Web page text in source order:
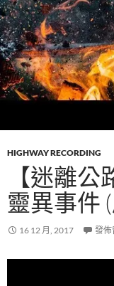
HIGHWAY RECORDING
【迷離
靈異事件
16 12 月, 2017 發佈